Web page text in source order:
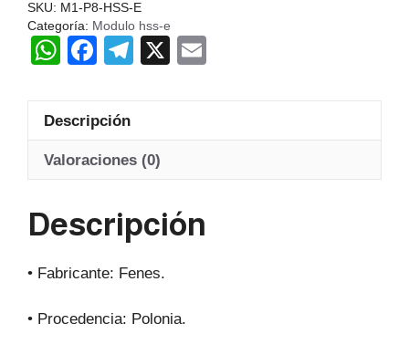
Z135-
INF
Hss-
SKU: M1-P8-HSS-E
Categoría: Modulo hss-e
W
at
s
A
p
F
c
e
b
o
T
gr
a
X
Descripción
Valoraciones (0)
Descripción
• Fabricante: Fenes.
• Procedencia: Polonia.